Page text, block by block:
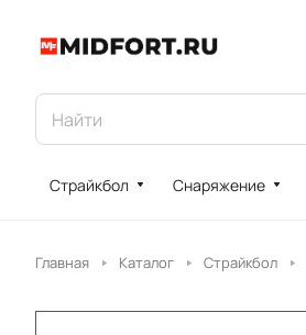
Страйкбол Снаряжение
Главная Каталог Страйкбол